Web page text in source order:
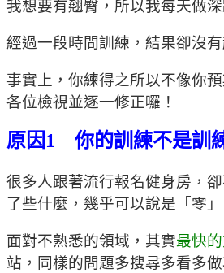
我想要有翹臀，所以我每天做
經過一段時間訓練，結果卻沒
事實上，你練得之所以不像你
各位檢視並逐一修正囉！
原因1 你的訓練不是訓
很多人跟著流行報名健身房，
了些什麼，幾乎可以說是「零」
面對不熟悉的領域，其實最快
站，同樣的問題多搜尋多看多做